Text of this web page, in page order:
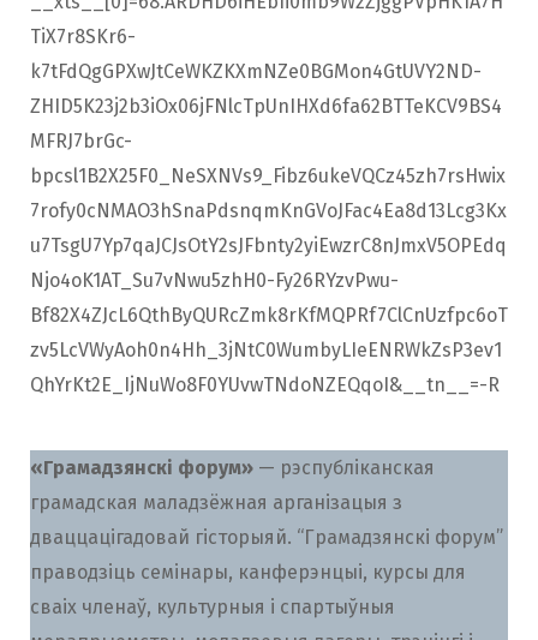
TiX7r8SKr6-
k7tFdQgGPXwJtCeWKZKXmNZe0BGMon4GtUVY2ND-
ZHID5K23j2b3iOx06jFNlcTpUnIHXd6fa62BTTeKCV9BS4
MFRJ7brGc-
bpcsl1B2X25F0_NeSXNVs9_Fibz6ukeVQCz45zh7rsHwix
7rofy0cNMAO3hSnaPdsnqmKnGVoJFac4Ea8d13Lcg3Kx
u7TsgU7Yp7qaJCJsOtY2sJFbnty2yiEwzrC8nJmxV5OPEdq
Njo4oK1AT_Su7vNwu5zhH0-Fy26RYzvPwu-
Bf82X4ZJcL6QthByQURcZmk8rKfMQPRf7ClCnUzfpc6oT
zv5LcVWyAoh0n4Hh_3jNtC0WumbyLIeENRWkZsP3ev1
QhYrKt2E_IjNuWo8F0YUvwTNdoNZEQqoI&__tn__=-R
«Грамадзянскі форум» — рэспубліканская
грамадская маладзёжная арганізацыя з
дваццацігадовай гісторыяй. “Грамадзянскі форум”
праводзіць семінары, канферэнцыі, курсы для
сваіх членаў, культурныя і спартыўныя